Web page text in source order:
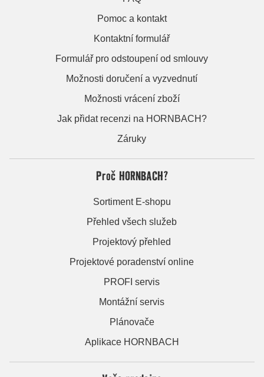
Pomoc a kontakt
Kontaktní formulář
Formulář pro odstoupení od smlouvy
Možnosti doručení a vyzvednutí
Možnosti vrácení zboží
Jak přidat recenzi na HORNBACH?
Záruky
Proč HORNBACH?
Sortiment E-shopu
Přehled všech služeb
Projektový přehled
Projektové poradenství online
PROFI servis
Montážní servis
Plánovače
Aplikace HORNBACH